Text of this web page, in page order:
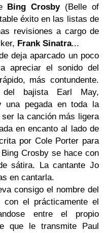
Bing Crosby(Belle of
éxito en las listas de
revisiones a cargo de
Frank Sinatra...
deja aparcado un poco
apreciar el sonido del
más contundente.
bajista Earl May,
una pegada en toda la
la canción más ligera
en encanto al lado de
por Cole Porter para
Crosby se hace con
sátira. La cantante Jo
en cantarla.
consigo el nombre del
el prácticamente el
entre el propio
que le transmite Paul